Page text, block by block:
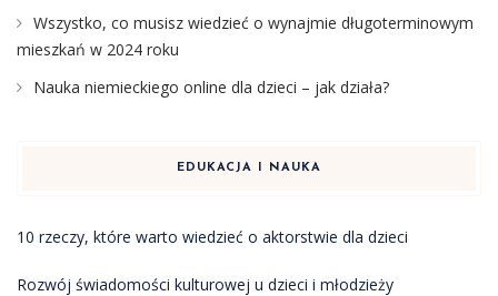
Wszystko, co musisz wiedzieć o wynajmie długoterminowym
mieszkań w 2024 roku
Nauka niemieckiego online dla dzieci – jak działa?
EDUKACJA I NAUKA
10 rzeczy, które warto wiedzieć o aktorstwie dla dzieci
Rozwój świadomości kulturowej u dzieci i młodzieży